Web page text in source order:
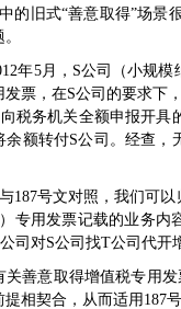
的旧式“善意取得”场景
5月，S公司（小规模
发票，在S公司的要求下
税务机关全额申报开具
余额转付S公司。经查，
187号文对照，我们可以
专用发票记载的业务内
司对S公司找T公司代开
意取得增值税专用发
提相契合，从而适用 187